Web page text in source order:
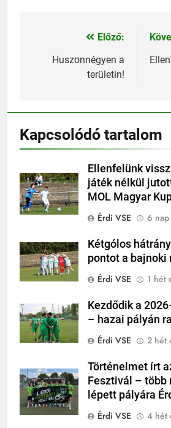
Bejegyzés
navigáció
Előző:
Huszonnégyen a
területin!
Kapcsolódó tartalom
Ellenfelünk
játék nélkül
MOL Magyar
Érdi VSE
6
Kétgólos
pontot a bajnoki
Érdi VSE
1 hét
Kezdődik a
– hazai pályán
Érdi VSE
2 hét
Történelmet írt
Fesztivál –
lépett pályára
Érdi VSE
4 hét